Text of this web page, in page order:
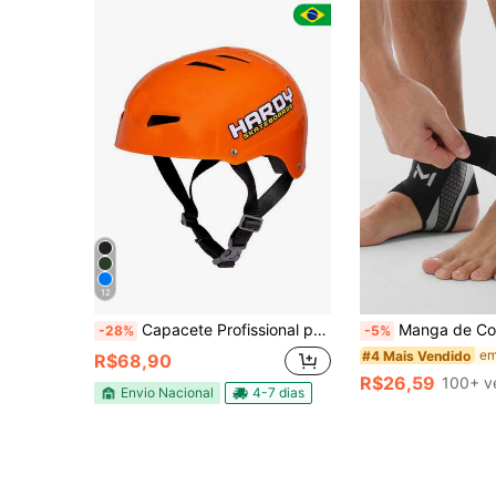
12
-28% Capacete Profissional para Skate Ciclismo Patins Patinete BMX LoangBoard etc Unissex
R$68,90
Envio Nacional 4-7 dias
-5% Manga de Compressão para Tornozelo Unissex, Adequada para Esportes Diários, Fitness,
#4 Mais Vendido
R$26,59 100+